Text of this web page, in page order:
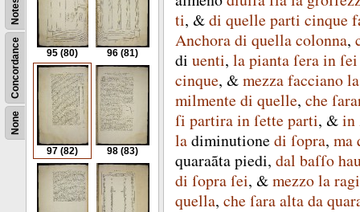
None
Concordance
Notes
95 (80) 96 (81)
97 (82) 98 (83)
ti, &di quelle parti cinque
Anchoradi quellacolonna,
di uenti, lapiantaſerainſei
cinque, &mezzafaccianola
milmente di quelle, che
ſi partirainſette parti, &in
ladiminutione di ſopra, ma
quaraãtapiedi, dal baſſo
di ſopraſei, &mezzola
quella, che ſaraaltada